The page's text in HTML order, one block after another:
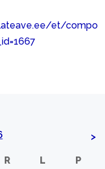
et/compo
>
R L
P